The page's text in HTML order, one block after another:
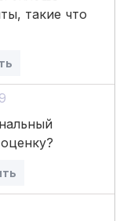
такие что